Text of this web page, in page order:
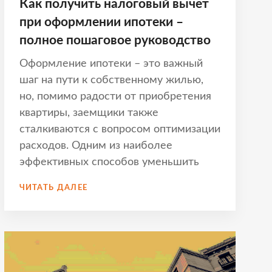
Как получить налоговый вычет
при оформлении ипотеки –
полное пошаговое руководство
Оформление ипотеки – это важный
шаг на пути к собственному жилью,
но, помимо радости от приобретения
квартиры, заемщики также
сталкиваются с вопросом оптимизации
расходов. Одним из наиболее
эффективных способов уменьшить
ЧИТАТЬ ДАЛЕЕ
ПРИ